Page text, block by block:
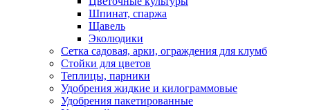
Шпинат, спаржа
Щавель
Эколюдики
Сетка садовая, арки, ограждения для клумб
Стойки для цветов
Теплицы, парники
Удобрения жидкие и килограммовые
Удобрения пакетированные